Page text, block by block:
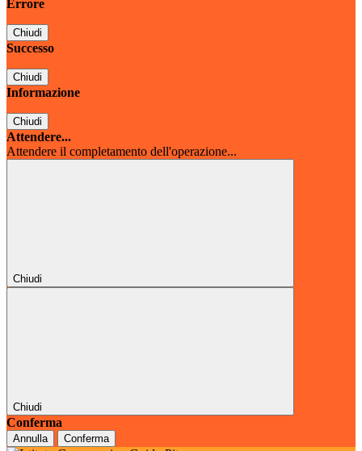
Errore
Chiudi
Successo
Chiudi
Informazione
Chiudi
Attendere...
Attendere il completamento dell'operazione...
Chiudi
Chiudi
Conferma
Annulla Conferma